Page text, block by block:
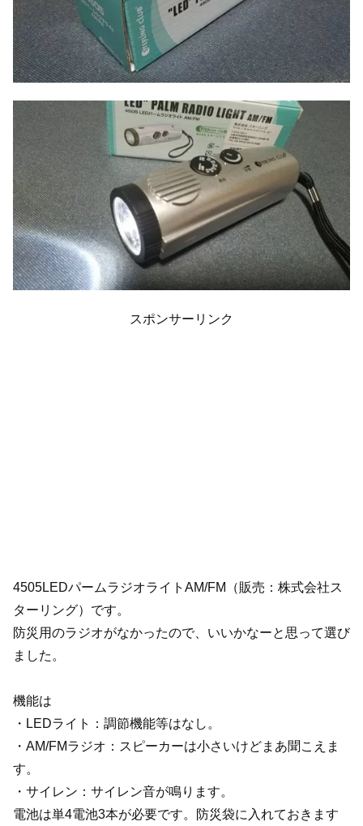
スポンサーリンク
4505LEDパームラジオライトAM/FM（販売：株式会社ス
ターリング）です。
防災用のラジオがなかったので、いいかなーと思って選び
ました。
機能は
・LEDライト：調節機能等はなし。
・AM/FMラジオ：スピーカーは小さいけどまあ聞こえま
す。
・サイレン：サイレン音が鳴ります。
電池は単4電池3本が必要です。防災袋に入れておきます